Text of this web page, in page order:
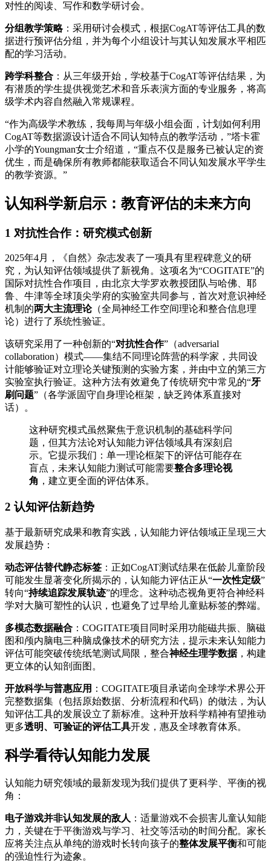
对性的阅读、写作和数学研讨会。
分组教学策略：采用研讨会模式，根据CogAT等评估工具的数
据进行预评估分组，并为每个小组设计与其认知发展水平相匹
配的学习活动。
跨学科整合 ：从三年级开始，学校基于CogAT等评估结果，为
有潜质的学生提供视觉艺术和音乐表演方面的专业服务，将高
级学术内容自然融入常规课程。
“作为高级学术教练，我每周与年级小组会面，计划如何利用
CogAT等数据源设计适合不同认知特点的教学活动，”塔卡霍
小学的Youngman女士介绍道，“重点不仅是服务已被认定的资
优生，而是确保所有教师都能获取适合不同认知发展水平学生
的教学资源。”
认知科学新启示：教育评估的未来方向
1 对抗性合作：研究模式创新
2025年4月，《自然》杂志发表了一项具有里程碑意义的研
究，为认知评估领域提供了新视角。这项名为“COGITATE”的
国际对抗性合作项目，由北京大学罗欢教授团队与哈佛、耶
鲁、牛津等全球顶尖学府的实验室共同参与，首次对意识神经
机制的两大主流理论（全局神经工作空间理论和整合信息理
论）进行了系统性验证。
该研究采用了一种创新的“对抗性合作”（adversarial
collaboration）模式——集结不同理论阵营的科学家，共同设
计能够验证对立理论关键预测的实验方案，并由中立的第三方
实验室执行验证。这种方法有效避免了传统研究中常见的“牙
刷问题”（各学派固守自身理论框架，缺乏跨体系直接对
话）。
这种研究模式虽然聚焦于意识机制的基础科学问
题，但其方法论对认知能力评估领域具有深刻启
示。它提示我们：单一理论框架下的评估可能存在
盲点，未来认知能力测试可能需要整合多理论视
角 ，建立更全面的评估体系。
2 认知评估新趋势
基于最新研究成果和教育实践，认知能力评估领域正呈现三大
发展趋势：
动态评估替代静态标签 ：正如CogAT测试结果在低龄儿童阶段
可能发生显著变化所揭示的，认知能力评估正从“一次性定级”
转向“持续追踪发展轨迹”的理念。这种动态视角更符合神经科
学对大脑可塑性的认识，也避免了过早给儿童贴标签的弊端。
多模态数据融合 ：COGITATE项目同时采用功能磁共振、脑磁
图和颅内脑电三种脑成像技术的研究方法，提示未来认知能力
评估可能突破传统纸笔测试局限，整合神经生理学数据，构建
更立体的认知剖面图。
开放科学与普惠应用 ：COGITATE项目承诺向全球学术界公开
完整数据集（包括原始数据、分析流程和代码）的做法，为认
知评估工具的发展设立了新标准。这种开放科学精神有望推动
更多透明、可验证的评估工具开发，惠及全球教育体系。
科学看待认知能力发展
认知能力研究领域的最新发现为我们提供了更科学、平衡的视
角：
电子游戏并非认知发展的敌人 ：适量游戏不会损害儿童认知能
力，关键在于平衡游戏与学习、社交等活动的时间分配。家长
应将关注点从单纯的游戏时长转向孩子的整体发展平衡和可能
的强迫性行为迹象。